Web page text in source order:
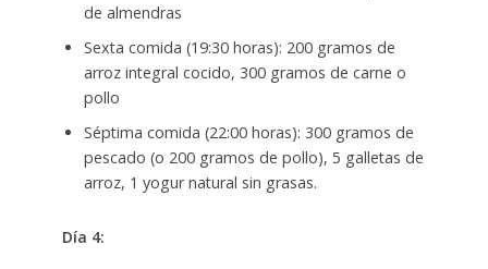
de almendras
Sexta comida (19:30 horas): 200 gramos de
arroz integral cocido, 300 gramos de carne o
pollo
Séptima comida (22:00 horas): 300 gramos de
pescado (o 200 gramos de pollo), 5 galletas de
arroz, 1 yogur natural sin grasas.
Día 4: